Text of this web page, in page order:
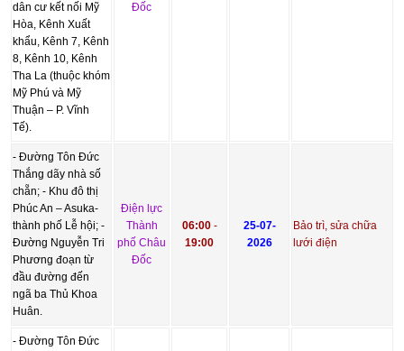
dân cư kết nối Mỹ
Hòa, Kênh Xuất
khẩu, Kênh 7, Kênh
8, Kênh 10, Kênh
Tha La (thuộc khóm
Mỹ Phú và Mỹ
Thuận – P. Vĩnh
Tế).
Đốc
- Đường Tôn Đức
Thắng dãy nhà số
chẵn; - Khu đô thị
Phúc An – Asuka-
thành phố Lễ hội; -
Đường Nguyễn Tri
Phương đoạn từ
đầu đường đến
ngã ba Thủ Khoa
Huân.
Điện lực
Thành
phố Châu
Đốc
06:00-
19:00
25-07-
2026
Bảo trì, sửa chữa
lưới điện
- Đường Tôn Đức